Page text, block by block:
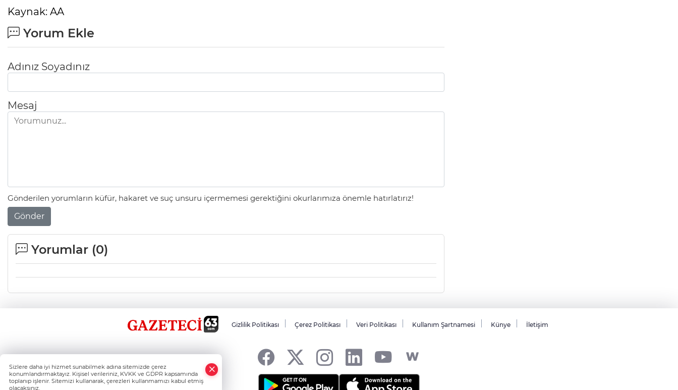
Kaynak: AA
Yorum Ekle
Adınız Soyadınız
Mesaj
Gönderilen yorumların küfür, hakaret ve suç unsuru içermemesi gerektiğini okurlarımıza önemle hatırlatırız!
Gönder
Yorumlar (0)
Gizlilik Politikası Çerez Politikası Veri Politikası Kullanım Şartnamesi Künye İletişim
Sizlere daha iyi hizmet sunabilmek adına sitemizde çerez
konumlandırmaktayız. Kişisel verileriniz, KVKK ve GDPR kapsamında
toplanıp işlenir. Sitemizi kullanarak, çerezleri kullanmamızı kabul etmiş
olacaksınız.
Whatsapp